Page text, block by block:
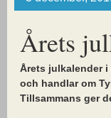
Årets
Årets julkalender
och handlarom
Tillsammans ger